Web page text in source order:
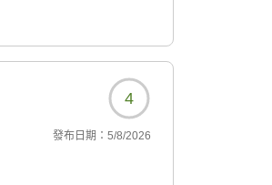
4
發布日期： 5/8/2026